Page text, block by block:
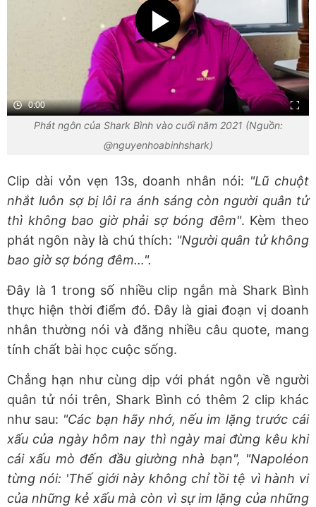
0:00
Phát ngôn của Shark Bình vào cuối năm 2021 (Nguồn:
@nguyenhoabinhshark)
Clip dài vỏn vẹn 13s, doanh nhân nói: "Lũ chuột
nhắt luôn sợ bị lôi ra ánh sáng còn người quân tử
thì không bao giờ phải sợ bóng đêm". Kèm theo
phát ngôn này là chú thích: "Người quân tử không
bao giờ sợ bóng đêm…".
Đây là 1 trong số nhiều clip ngắn mà Shark Bình
thực hiện thời điểm đó. Đây là giai đoạn vị doanh
nhân thường nói và đăng nhiều câu quote, mang
tính chất bài học cuộc sống.
Chẳng hạn như cùng dịp với phát ngôn về người
quân tử nói trên, Shark Bình có thêm 2 clip khác
như sau: "Các bạn hãy nhớ, nếu im lặng trước cái
xấu của ngày hôm nay thì ngày mai đừng kêu khi
cái xấu mò đến đầu giường nhà bạn", "Napoléon
từng nói: 'Thế giới này không chỉ tồi tệ vì hành vi
của những kẻ xấu mà còn vì sự im lặng của những